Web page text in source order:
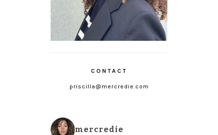
CONTACT
priscilla@mercredie.com
mercredie